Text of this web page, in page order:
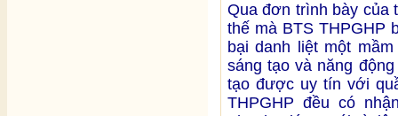
Qua đơn trình bày của
thế mà BTS THPGHP
bại danh liệt một
sáng tạo và năng
tạo được uy tín với
THPGHP đều có